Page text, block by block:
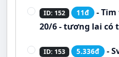
ID: 152 11đ
-
20/6 - tương lai
ID: 153 5.336đ -